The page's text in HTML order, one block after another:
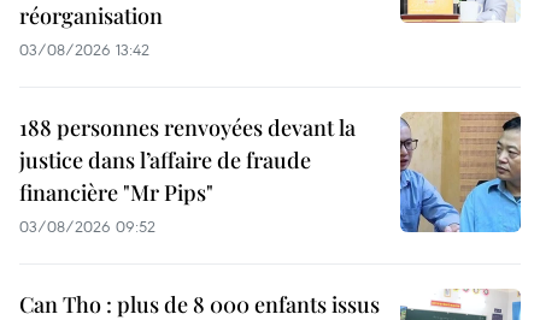
réorganisation
03/08/2026 13:42
188 personnes renvoyées devant la
justice dans l’affaire de fraude
financière "Mr Pips"
03/08/2026 09:52
Can Tho : plus de 8 000 enfants issus